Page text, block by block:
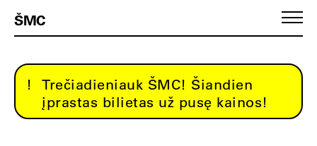
ŠMC
Trečiadieniauk ŠMC! Šiandien
įprastas bilietas už pusę kainos!